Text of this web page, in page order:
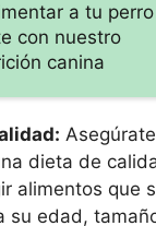
a tu perro
con nuestro
canina
dieta de
alimentos que
su edad,